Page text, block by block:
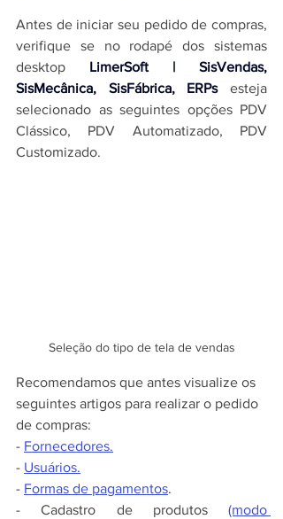
Antes de iniciar seu pedido de compras,
verifique se no rodapé dos sistemas
desktop
LimerSoft | SisVendas,
SisMecânica, SisFábrica, ERPs esteja
selecionado as seguintes opções PDV
Clássico, PDV Automatizado, PDV
Customizado.
Seleção do tipo de tela de vendas
Recomendamos que antes visualize os
seguintes artigos para realizar o pedido
de compras:
- Fornecedores.
- Usuários.
- Formas de pagamentos.
- Cadastro de produtos (modo